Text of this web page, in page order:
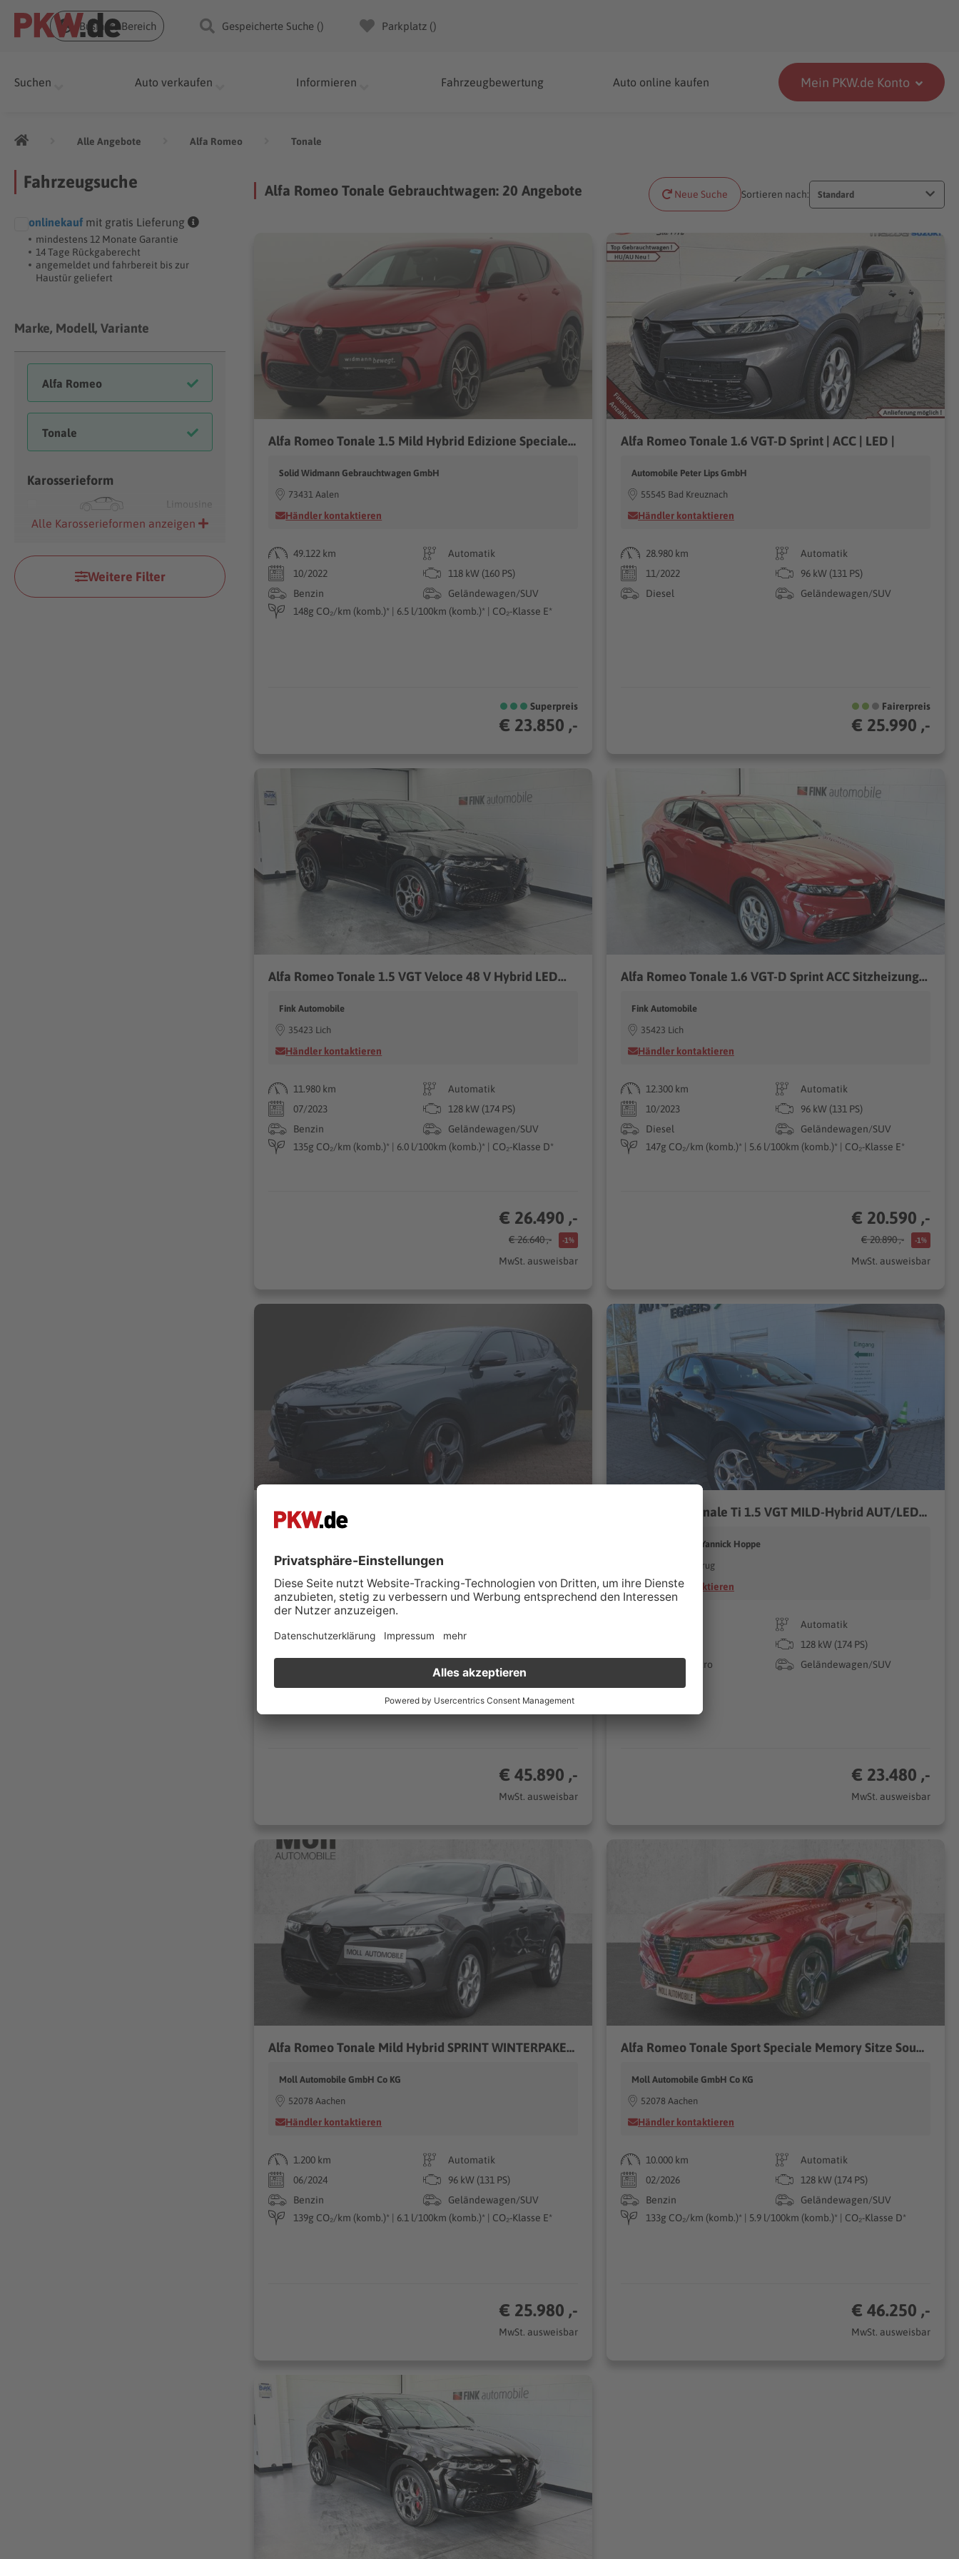
Business Bereich Gespeicherte Suche () Parkplatz ()
Suchen Auto verkaufen Informieren Fahrzeugbewertung Auto online kaufen Mein PKW.de Konto
Alle Angebote Alfa Romeo Tonale
Fahrzeugsuche
onlinekauf mit gratis Lieferung
mindestens 12 Monate Garantie
14 Tage Rückgaberecht
angemeldet und fahrbereit bis zur
Haustür geliefert
Marke, Modell, Variante
Karosserieform
Limousine
Alle Karosserieformen anzeigen
Weitere Filter
Alfa Romeo Tonale Gebrauchtwagen: 20 Angebote Neue Suche Sortieren nach: Standard
Alfa Romeo Tonale 1.5 Mild Hybrid Edizione Speciale LED*Kam
Solid Widmann Gebrauchtwagen GmbH
73431 Aalen
Händler kontaktieren
49.122 km
Automatik
10/2022
118 kW (160 PS)
Benzin
Geländewagen/SUV
148g CO₂/km (komb.)* | 6.5 l/100km (komb.)* | CO₂-Klasse E*
Superpreis
€ 23.850 ,-
Alfa Romeo Tonale 1.6 VGT-D Sprint | ACC | LED |
Automobile Peter Lips GmbH
55545 Bad Kreuznach
Händler kontaktieren
28.980 km
Automatik
11/2022
96 kW (131 PS)
Diesel
Geländewagen/SUV
Fairerpreis
€ 25.990 ,-
Alfa Romeo Tonale 1.5 VGT Veloce 48 V Hybrid LED...
Fink Automobile
35423 Lich
Händler kontaktieren
11.980 km
Automatik
07/2023
128 kW (174 PS)
Benzin
Geländewagen/SUV
135g CO₂/km (komb.)* | 6.0 l/100km (komb.)* | CO₂-Klasse D*
€ 26.490 ,-
€ 26.640 ,- -1%
MwSt. ausweisbar
Alfa Romeo Tonale 1.6 VGT-D Sprint ACC Sitzheizung...
Fink Automobile
35423 Lich
Händler kontaktieren
12.300 km
Automatik
10/2023
96 kW (131 PS)
Diesel
Geländewagen/SUV
147g CO₂/km (komb.)* | 5.6 l/100km (komb.)* | CO₂-Klasse E*
€ 20.590 ,-
€ 20.890 ,- -1%
MwSt. ausweisbar
22391 Hamburg
Händler kontaktieren
133g CO₂/km (komb.)* | 5.9 l/100km (komb.)* | CO₂-Klasse D*
€ 45.890 ,-
MwSt. ausweisbar
Alfa Romeo Tonale Ti 1.5 VGT MILD-Hybrid AUT/LED/NAVI
Fahrzeugtechnik Yannick Hoppe
23795 Fahrenkrug
Händler kontaktieren
Automatik
128 kW (174 PS)
Benzin/Elektro
Geländewagen/SUV
€ 23.480 ,-
MwSt. ausweisbar
Alfa Romeo Tonale Mild Hybrid SPRINT WINTERPAKET-LED-PDC Digitales Cockpit LED Sperrdiff. ACC
Moll Automobile GmbH Co KG
52078 Aachen
Händler kontaktieren
1.200 km
Automatik
06/2024
96 kW (131 PS)
Benzin
Geländewagen/SUV
139g CO₂/km (komb.)* | 6.1 l/100km (komb.)* | CO₂-Klasse E*
€ 25.980 ,-
MwSt. ausweisbar
Alfa Romeo Tonale Sport Speciale Memory Sitze Soundsystem HarmanKardon LED Sperrdiff. El. Heckklappe
Moll Automobile GmbH Co KG
52078 Aachen
Händler kontaktieren
10.000 km
Automatik
02/2026
128 kW (174 PS)
Benzin
Geländewagen/SUV
133g CO₂/km (komb.)* | 5.9 l/100km (komb.)* | CO₂-Klasse D*
€ 46.250 ,-
MwSt. ausweisbar